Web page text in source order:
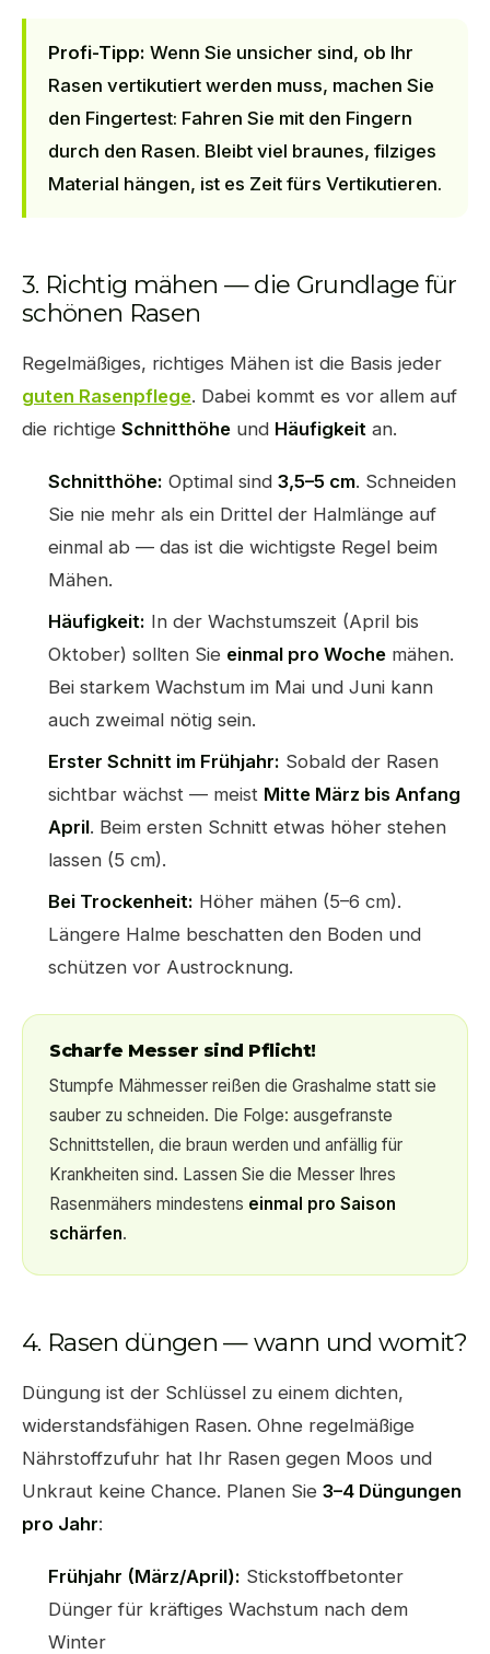
Profi-Tipp: Wenn Sie unsicher sind, ob Ihr
Rasen vertikutiert werden muss, machen Sie
den Fingertest: Fahren Sie mit den Fingern
durch den Rasen. Bleibt viel braunes, filziges
Material hängen, ist es Zeit fürs Vertikutieren.
3. Richtig mähen — die Grundlage für
schönen Rasen
Regelmäßiges, richtiges Mähen ist die Basis jeder
guten Rasenpflege. Dabei kommt es vor allem auf
die richtige Schnitthöhe und Häufigkeit an.
Schnitthöhe: Optimal sind 3,5–5 cm. Schneiden
Sie nie mehr als ein Drittel der Halmlänge auf
einmal ab — das ist die wichtigste Regel beim
Mähen.
Häufigkeit: In der Wachstumszeit (April bis
Oktober) sollten Sie einmal pro Woche mähen.
Bei starkem Wachstum im Mai und Juni kann
auch zweimal nötig sein.
Erster Schnitt im Frühjahr: Sobald der Rasen
sichtbar wächst — meist Mitte März bis Anfang
April. Beim ersten Schnitt etwas höher stehen
lassen (5 cm).
Bei Trockenheit: Höher mähen (5–6 cm).
Längere Halme beschatten den Boden und
schützen vor Austrocknung.
Scharfe Messer sind Pflicht!
Stumpfe Mähmesser reißen die Grashalme statt sie
sauber zu schneiden. Die Folge: ausgefranste
Schnittstellen, die braun werden und anfällig für
Krankheiten sind. Lassen Sie die Messer Ihres
Rasenmähers mindestens einmal pro Saison
schärfen.
4. Rasen düngen — wann und womit?
Düngung ist der Schlüssel zu einem dichten,
widerstandsfähigen Rasen. Ohne regelmäßige
Nährstoffzufuhr hat Ihr Rasen gegen Moos und
Unkraut keine Chance. Planen Sie 3–4 Düngungen
pro Jahr:
Frühjahr (März/April): Stickstoffbetonter
Dünger für kräftiges Wachstum nach dem
Winter